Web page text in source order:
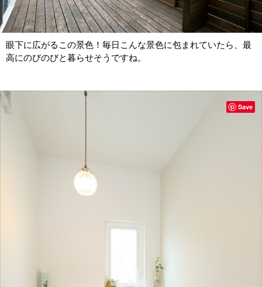
眼下に広がるこの景色！毎日こんな景色に包まれていたら、最
高にのびのびと暮らせそうですね。
Save